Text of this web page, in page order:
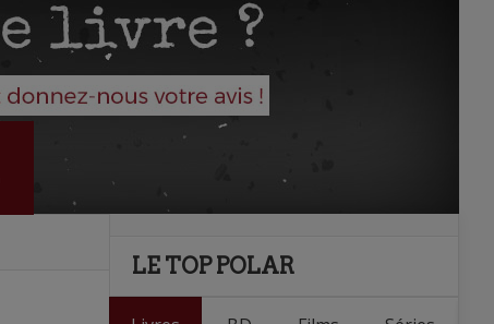
LE TOP POLAR